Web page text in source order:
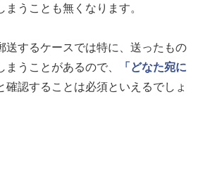
うことも無くなります。
送するケースでは特に、送ったもの
うことがあるので、
「どなた宛に
確認することは必須といえるでしょ